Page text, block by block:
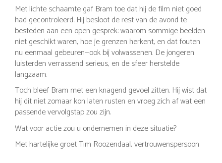
Met lichte schaamte gaf Bram toe dat hij de film niet goed
had gecontroleerd. Hij besloot de rest van de avond te
besteden aan een open gesprek: waarom sommige beelden
niet geschikt waren, hoe je grenzen herkent, en dat fouten
nu eenmaal gebeuren—ook bij volwassenen. De jongeren
luisterden verrassend serieus, en de sfeer herstelde
langzaam.
Toch bleef Bram met een knagend gevoel zitten. Hij wist dat
hij dit niet zomaar kon laten rusten en vroeg zich af wat een
passende vervolgstap zou zijn.
Wat voor actie zou u ondernemen in deze situatie?
Met hartelijke groet Tim Roozendaal, vertrouwenspersoon